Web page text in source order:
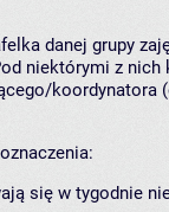
danej grupy
niektórymi z nich
koordynatora
się w tygodnie